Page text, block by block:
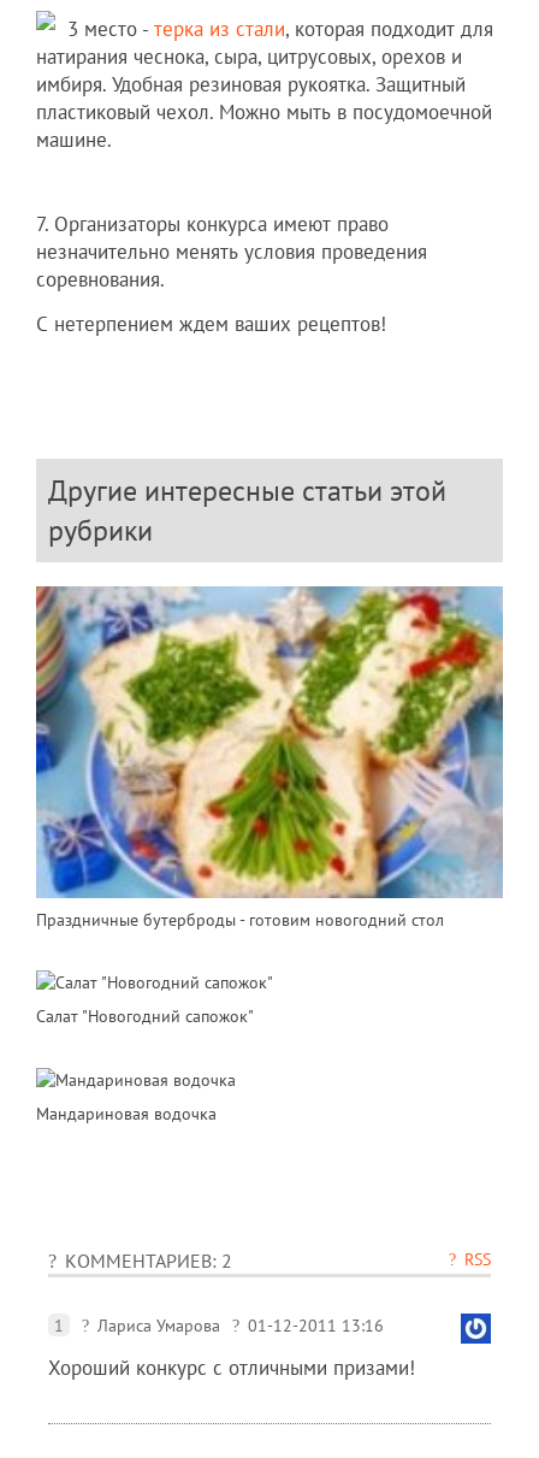
3 место - терка из стали, которая подходит для
натирания чеснока, сыра, цитрусовых, орехов и
имбиря. Удобная резиновая рукоятка. Защитный
пластиковый чехол. Можно мыть в посудомоечной
машине.
7. Организаторы конкурса имеют право
незначительно менять условия проведения
соревнования.
С нетерпением ждем ваших рецептов!
Другие интересные статьи этой
рубрики
Праздничные бутерброды - готовим новогодний стол
Салат "Новогодний сапожок"
Мандариновая водочка
КОММЕНТАРИЕВ: 2 RSS
1 Лариса Умарова 01-12-2011 13:16
Хороший конкурс с отличными призами!